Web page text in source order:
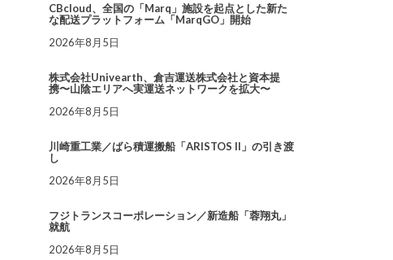
CBcloud、全国の「Marq」施設を起点とした新た
な配送プラットフォーム「MarqGO」開始
2026年8月5日
株式会社Univearth、倉吉運送株式会社と資本提
携〜山陰エリアへ実運送ネットワークを拡大〜
2026年8月5日
川崎重工業／ばら積運搬船「ARISTOS II」の引き渡
し
2026年8月5日
フジトランスコーポレーション／新造船「蓉翔丸」
就航
2026年8月5日